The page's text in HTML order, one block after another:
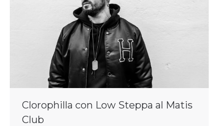
Clorophilla con Low Steppa al Matis
Club